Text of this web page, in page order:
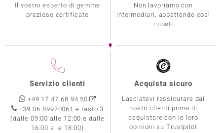
Il vostro esperto di gemme
preziose certificate
Non lavoriamo con
intermediari, abbattendo così
i costi
Servizio clienti
+49 17 47 68 94 50
+39 06 89970061 e tasto 3
(dalle 09:00 alle 12:00 e dalle
16:00 alle 18:00)
Acquista sicuro
Lasciatevi rassicurare dai
nostri clienti prima di
acquistare con le loro
opinioni su Trustpilot